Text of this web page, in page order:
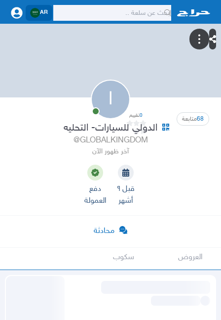
AR
ا
68متابعة 0تقييم
الدولي للسيارات- التحليه
@GLOBALKINGDOM
آخر ظهور الآن
قبل ٩
أشهر
دفع
العمولة
محادثة
العروض سكوب